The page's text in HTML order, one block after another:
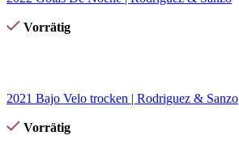
Vorrätig
2021 Bajo Velo trocken | Rodriguez & Sanzo
Vorrätig